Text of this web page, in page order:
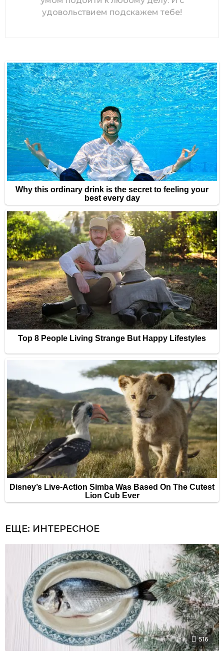
удовольствием подскажем тебе!
ЕЩЕ: ИНТЕРЕСНОЕ
516